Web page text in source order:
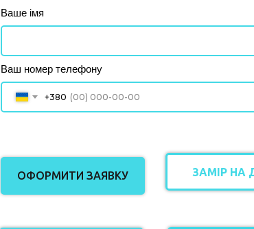
Ваше імя
Ваш номер телефону
+380
ОФОРМИТИ ЗАЯВКУ ЗАМІР НА